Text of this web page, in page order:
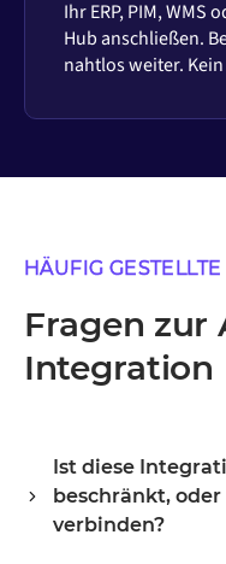
Ihr ERP, PIM, WMS
Hub anschließen.
nahtlos weiter.
HÄUFIG
Fragen zur
Integration
Ist diese
beschränkt,
verbinden?